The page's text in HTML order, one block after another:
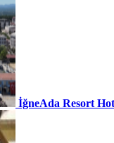
İğneAda Resort